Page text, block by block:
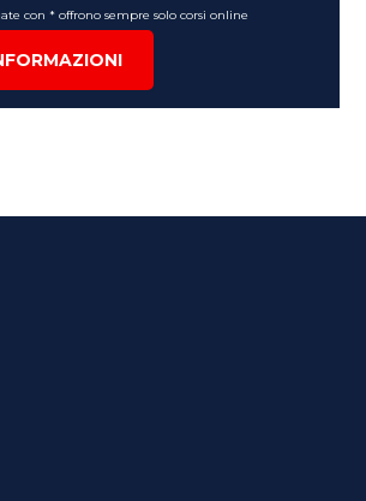
con * offrono sempre solo corsi online